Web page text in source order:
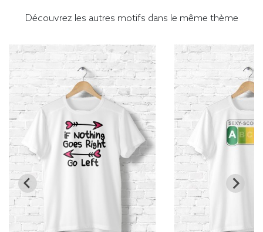
Découvrez les autres motifs dans le même thème